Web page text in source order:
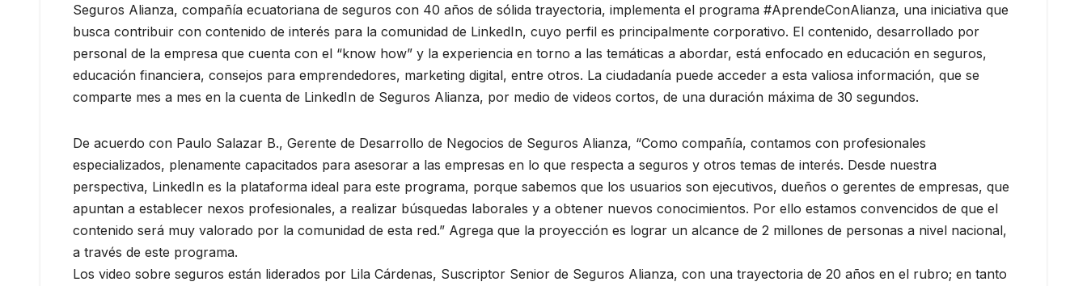
Seguros Alianza, compañía ecuatoriana de seguros con 40 años de sólida trayectoria, implementa el programa #AprendeConAlianza, una iniciativa que
busca contribuir con contenido de interés para la comunidad de LinkedIn, cuyo perfil es principalmente corporativo. El contenido, desarrollado por
personal de la empresa que cuenta con el “know how” y la experiencia en torno a las temáticas a abordar, está enfocado en educación en seguros,
educación financiera, consejos para emprendedores, marketing digital, entre otros. La ciudadanía puede acceder a esta valiosa información, que se
comparte mes a mes en la cuenta de LinkedIn de Seguros Alianza, por medio de videos cortos, de una duración máxima de 30 segundos.
De acuerdo con Paulo Salazar B., Gerente de Desarrollo de Negocios de Seguros Alianza, “Como compañía, contamos con profesionales
especializados, plenamente capacitados para asesorar a las empresas en lo que respecta a seguros y otros temas de interés. Desde nuestra
perspectiva, LinkedIn es la plataforma ideal para este programa, porque sabemos que los usuarios son ejecutivos, dueños o gerentes de empresas, que
apuntan a establecer nexos profesionales, a realizar búsquedas laborales y a obtener nuevos conocimientos. Por ello estamos convencidos de que el
contenido será muy valorado por la comunidad de esta red.” Agrega que la proyección es lograr un alcance de 2 millones de personas a nivel nacional,
a través de este programa.
Los video sobre seguros están liderados por Lila Cárdenas, Suscriptor Senior de Seguros Alianza, con una trayectoria de 20 años en el rubro; en tanto